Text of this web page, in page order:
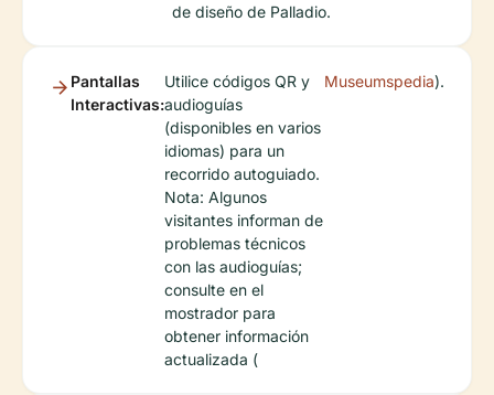
de diseño de Palladio.
Pantallas
Interactivas:
Utilice códigos QR y
audioguías
(disponibles en varios
idiomas) para un
recorrido autoguiado.
Nota: Algunos
visitantes informan de
problemas técnicos
con las audioguías;
consulte en el
mostrador para
obtener información
actualizada (
Museumspedia).